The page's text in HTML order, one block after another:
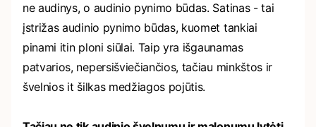
ne audinys, o audinio pynimo būdas. Satinas - tai
įstrižas audinio pynimo būdas, kuomet tankiai
pinami itin ploni siūlai. Taip yra išgaunamas
patvarios, nepersišviečiančios, tačiau minkštos ir
švelnios it šilkas medžiagos pojūtis.